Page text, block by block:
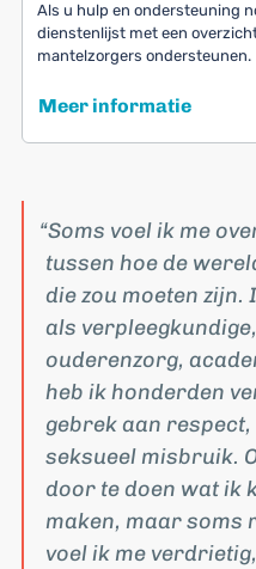
Als u hulp en ondersteuning
dienstenlijst met een
mantelzorgers ondersteunen.
Meer informatie
Soms voel ik me
tussen hoe de
die zou moeten
als
ouderenzorg,
heb ik honderden
gebrek aan
seksueel misbruik.
door te doen wat ik
maken, maar soms
voel ik me